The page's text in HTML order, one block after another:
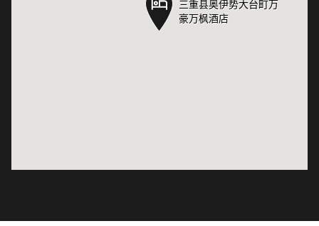
三重县奥伊势大台町万
豪万枫酒店
三重县奥伊势大台町万
豪万枫酒店